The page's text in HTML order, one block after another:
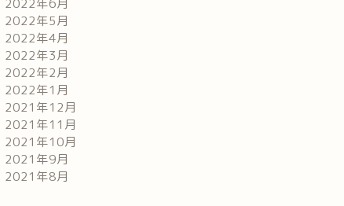
2022年6月
2022年5月
2022年4月
2022年3月
2022年2月
2022年1月
2021年12月
2021年11月
2021年10月
2021年9月
2021年8月